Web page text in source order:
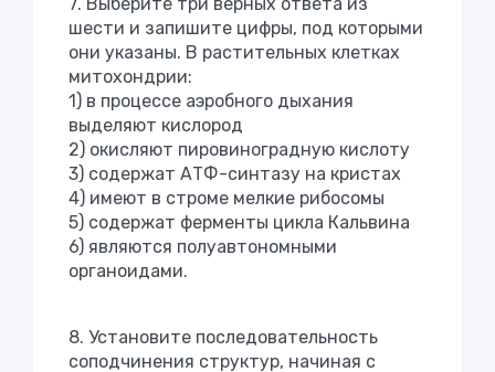
шести и запишите цифры, под которыми
они указаны. В растительных клетках
митохондрии:
1) в процессе аэробного дыхания
выделяют кислород
2) окисляют пировиноградную кислоту
3) содержат АТФ-синтазу на кристах
4) имеют в строме мелкие рибосомы
5) содержат ферменты цикла Кальвина
6) являются полуавтономными
органоидами.
8. Установите последовательность
соподчинения структур, начиная с